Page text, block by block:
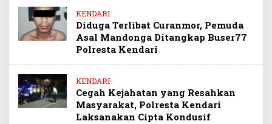
KENDARI
Diduga Terlibat Curanmor, Pemuda
Asal Mandonga Ditangkap Buser77
Polresta Kendari
KENDARI
Cegah Kejahatan yang Resahkan
Masyarakat, Polresta Kendari
Laksanakan Cipta Kondusif